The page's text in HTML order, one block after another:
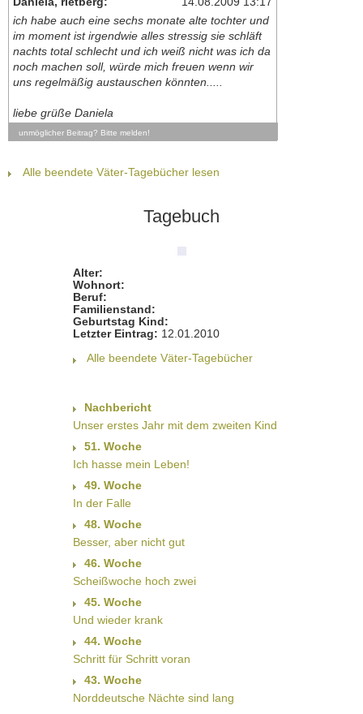
ich habe auch eine sechs monate alte tochter und
im moment ist irgendwie alles stressig sie schläft
nachts total schlecht und ich weiß nicht was ich da
noch machen soll, würde mich freuen wenn wir
uns regelmäßig austauschen könnten.....
liebe grüße Daniela
unmöglicher Beitrag? Bitte melden!
Alle beendete Väter-Tagebücher lesen
Tagebuch
Alter:
Wohnort:
Beruf:
Familienstand:
Geburtstag Kind:
Letzter Eintrag: 12.01.2010
Alle beendete Väter-Tagebücher
Nachbericht
Unser erstes Jahr mit dem zweiten Kind
51. Woche
Ich hasse mein Leben!
49. Woche
In der Falle
48. Woche
Besser, aber nicht gut
46. Woche
Scheißwoche hoch zwei
45. Woche
Und wieder krank
44. Woche
Schritt für Schritt voran
43. Woche
Norddeutsche Nächte sind lang